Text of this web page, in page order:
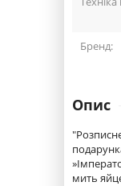
Бренд:
Опис
мить